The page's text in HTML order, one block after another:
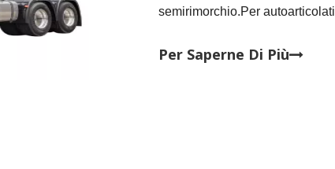
semirimorchio.Per
posteriore dell'autocarro e il
Per Saperne Di Più